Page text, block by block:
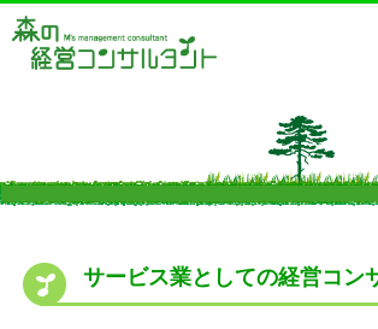
サービス業としての経営コン